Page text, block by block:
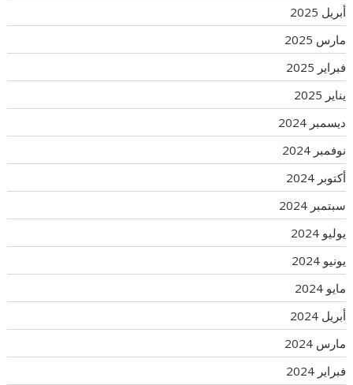
أبريل 2025
مارس 2025
فبراير 2025
يناير 2025
ديسمبر 2024
نوفمبر 2024
أكتوبر 2024
سبتمبر 2024
يوليو 2024
يونيو 2024
مايو 2024
أبريل 2024
مارس 2024
فبراير 2024